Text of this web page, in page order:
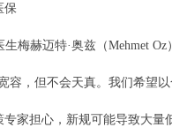
保
梅赫迈特·奥兹（Mehmet
容，但不会天真。我们希望
家担心，新规可能导致大量